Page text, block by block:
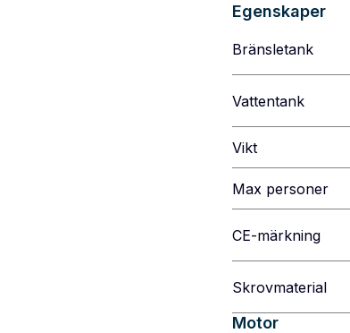
Egenskaper
Bränsletank
Vattentank
Vikt
Max personer
CE-märkning
Skrovmaterial
Motor